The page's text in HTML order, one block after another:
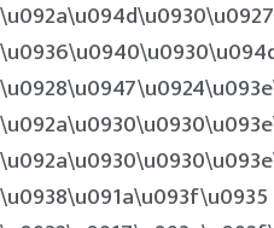
\u0938\u091a\u093f\u0935